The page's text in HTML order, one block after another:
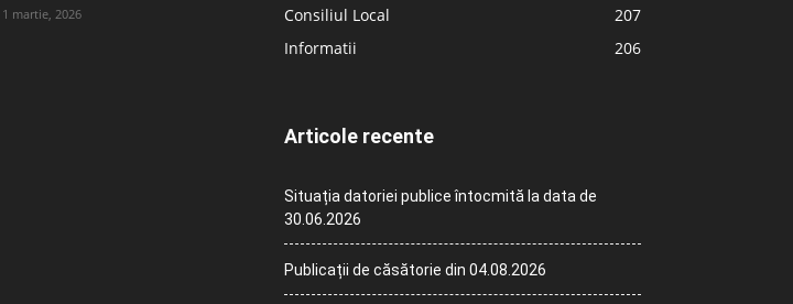
1 martie, 2026
Consiliul Local
207
Informatii
206
Articole recente
Situația datoriei publice întocmită la data de
30.06.2026
Publicații de căsătorie din 04.08.2026